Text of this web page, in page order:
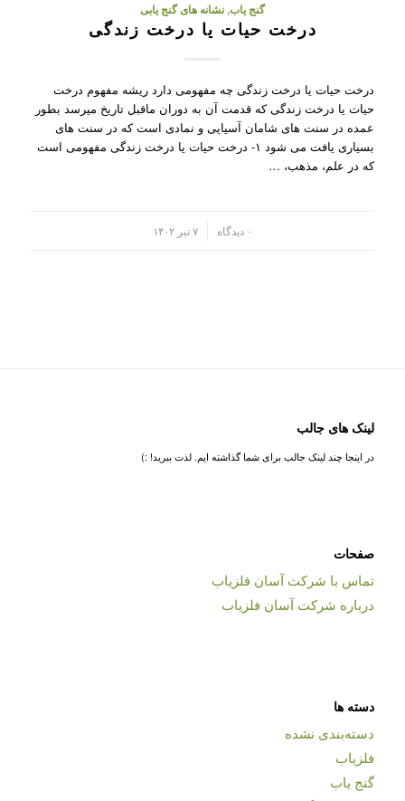
گنج یاب,نشانه های گنج یابی
درخت حیات یا درخت زندگی
درخت حیات یا درخت زندگی چه مفهومی دارد ریشه مفهوم درخت
حیات یا درخت زندگی که قدمت آن به دوران ماقبل تاریخ میرسد بطور
عمده در سنت های شامان آسیایی و نمادی است که در سنت های
بسیاری یافت می شود ۱- درخت حیات یا درخت زندگی مفهومی است
که در علم، مذهب، …
۰ دیدگاه ۷ تیر ۱۴۰۲
لینک های جالب
در اینجا چند لینک جالب برای شما گذاشته ایم. لذت ببرید! :)
صفحات
تماس با شرکت آسان فلزیاب
درباره شرکت آسان فلزیاب
دسته ها
دسته‌بندی نشده
فلزیاب
گنج یاب